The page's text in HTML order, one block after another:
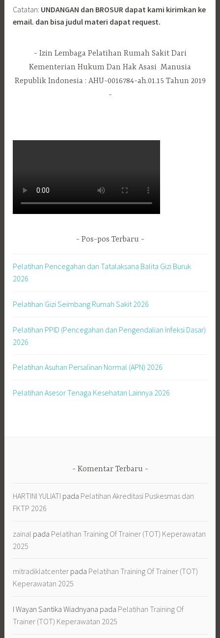
Catatan: UNDANGAN dan BROSUR dapat kami kirimkan ke
email. dan bisa judul materi dapat request.
Izin Lembaga Pelatihan Rumah Sakit Dari
Kementerian Hukum Dan Hak Asasi Manusia
Republik Indonesia : AHU-0016784-ah.01.15 Tahun 2019
Pos-pos Terbaru
Pelatihan Pencegahan dan Tatalaksana Balita Gizi Buruk
2026
Pelatihan Gizi Seimbang Rumah Sakit 2026
Pelatihan PPID (Pencegahan dan Pengendalian Infeksi Dasar)
2026
Pelatihan Asuhan Persalinan Normal (APN) 2026
Pelatihan Asesor Tenaga Kesehatan Lainnya 2026
Komentar Terbaru
HARTINI YULIATI pada Pelatihan Akreditasi Puskesmas dan
FKTP 2026
zainal pada Pelatihan Training Of Trainer (TOT) Keperawatan
2025
mitradiklatcenter pada Pelatihan Training Of Trainer (TOT)
Keperawatan 2025
I Wayan Santika Wiadnyana pada Pelatihan Training Of
Trainer (TOT) Keperawatan 2025